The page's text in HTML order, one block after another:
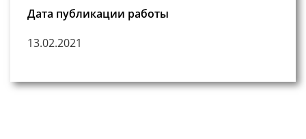
Дата публикации работы
13.02.2021